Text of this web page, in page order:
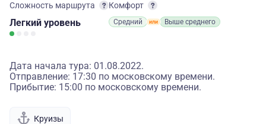
Сложность маршрута
Легкий уровень
Комфорт
Средний Выше среднего
Дата начала тура: 01.08.2022.
Отправление: 17:30 по московскому времени.
Прибытие: 15:00 по московскому времени.
Круизы